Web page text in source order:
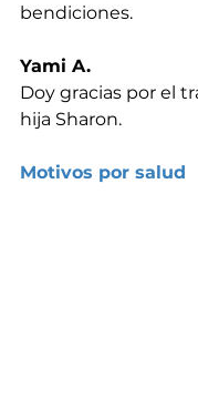
bendiciones.
Yami A.
Doy gracias por el
hija Sharon.
Motivos por salud